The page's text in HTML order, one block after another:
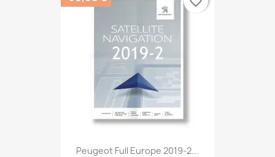
Peugeot Full Europe 2019-2...